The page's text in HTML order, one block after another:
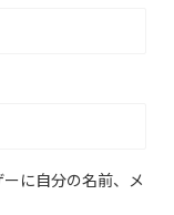
に自分の名前、メ